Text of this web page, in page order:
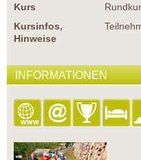
Kurs
Kursinfos,
Hinweise
INFORMATIONEN